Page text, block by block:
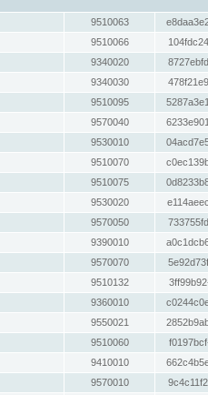
9510063
9510066
9340020
9340030
9510095
9570040
9530010
9510070
9510075
9530020
9570050
9390010
9570070
9510132
9360010
9550021
9510060
9410010
9570010